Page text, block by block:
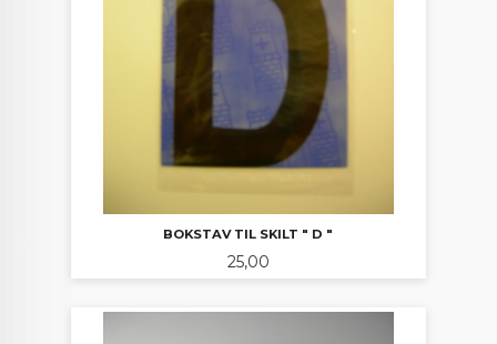
BOKSTAV TIL SKILT " D "
Pris
25,00